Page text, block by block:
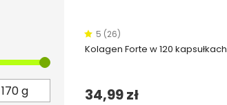
5 (26)
Kolagen Forte w 120 kapsułkach
34,99 zł